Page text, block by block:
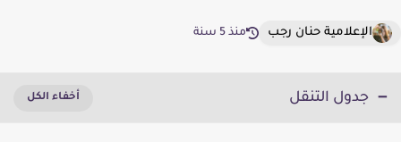
الإعلامية حنان رجب منذ 5 سنة
جدول التنقل